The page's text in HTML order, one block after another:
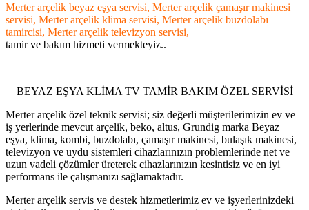
Merter arçelik beyaz eşya servisi, Merter arçelik çamaşır makinesi
servisi, Merter arçelik klima servisi, Merter arçelik buzdolabı
tamircisi, Merter arçelik televizyon servisi,
tamir ve bakım hizmeti vermekteyiz..
BEYAZ EŞYA KLİMA TV TAMİR BAKIM ÖZEL SERVİSİ
Merter arçelik özel teknik servisi; siz değerli müşterilerimizin ev ve
iş yerlerinde mevcut arçelik, beko, altus, Grundig marka Beyaz
eşya, klima, kombi, buzdolabı, çamaşır makinesi, bulaşık makinesi,
televizyon ve uydu sistemleri cihazlarınızın problemlerinde net ve
uzun vadeli çözümler üreterek cihazlarınızın kesintisiz ve en iyi
performans ile çalışmanızı sağlamaktadır.
Merter arçelik servis ve destek hizmetlerimiz ev ve işyerlerinizdeki